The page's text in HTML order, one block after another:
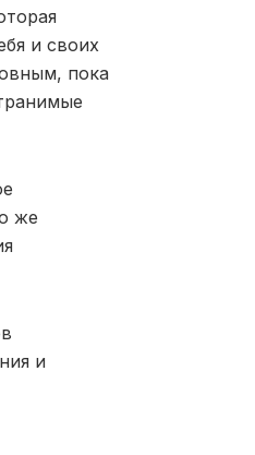
и своих
пока
же
и